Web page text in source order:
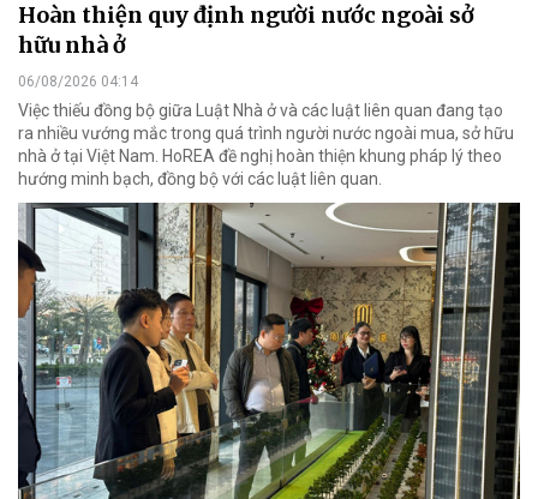
Hoàn thiện quy định người nước ngoài sở
hữu nhà ở
06/08/2026 04:14
Việc thiếu đồng bộ giữa Luật Nhà ở và các luật liên quan đang tạo
ra nhiều vướng mắc trong quá trình người nước ngoài mua, sở hữu
nhà ở tại Việt Nam. HoREA đề nghị hoàn thiện khung pháp lý theo
hướng minh bạch, đồng bộ với các luật liên quan.